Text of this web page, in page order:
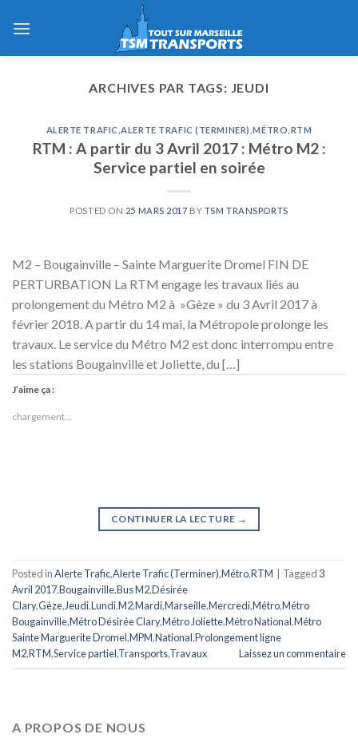
ARCHIVES PAR TAGS: JEUDI
ALERTE TRAFIC ,ALERTE TRAFIC (TERMINER) ,MÉTRO RTM
RTM : A partir du 3 Avril 2017 : Métro M2 :
Service partiel en soirée
POSTED ON 25 MARS 2017 BY TSM TRANSPORTS
M2 – Bougainville – Sainte Marguerite Dromel FIN DE
PERTURBATION La RTM engage les travaux liés au
prolongement du Métro M2 à »Gèze » du 3 Avril 2017 à
février 2018. A partir du 14 mai, la Métropole prolonge les
travaux. Le service du Métro M2 est donc interrompu entre
les stations Bougainville et Joliette, du […]
J’aime ça :
chargement…
CONTINUER LA LECTURE →
Posted inAlerte Trafic,Alerte Trafic (Terminer),Métro,RTM Tagged 3
Avril 2017,Bougainville,Bus M2,Désirée
Clary,Gèze,Jeudi,Lundi,M2,Mardi,Marseille,Mercredi,Métro,Métro
Bougainville,Métro Désirée Clary,Métro Joliette,Métro National,Métro
Sainte Marguerite Dromel,MPM,National,Prolongement ligne
M2,RTM,Service partiel,Transports,Travaux Laissez un commentaire
A PROPOS DE NOUS